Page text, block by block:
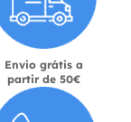
Envio grátis a
partir de 50€